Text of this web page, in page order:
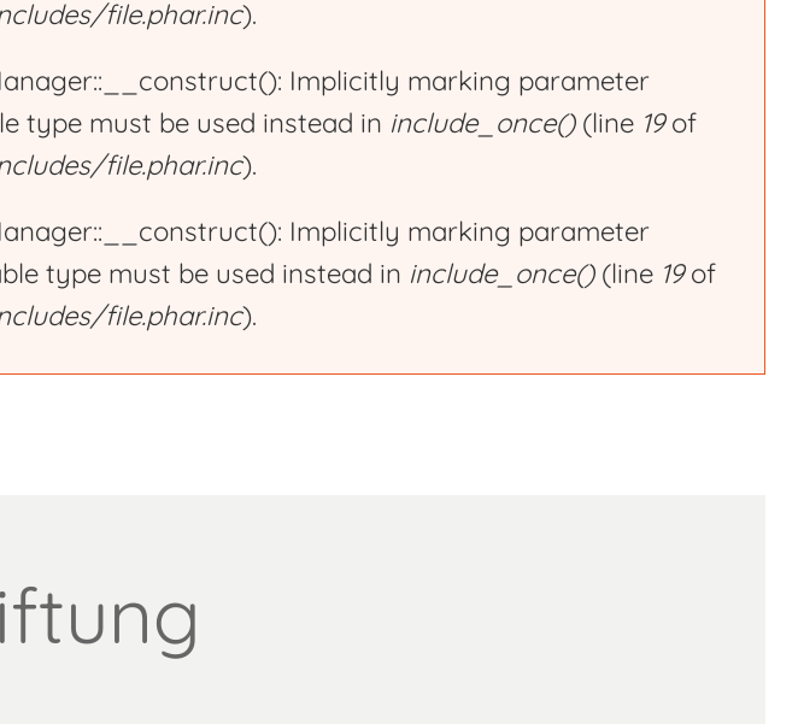
file.phar.inc).
Implicitly marking parameter
type must be used instead in include_once()(line 19of
file.phar.inc).
Implicitly marking parameter
type must be used instead in include_once()(line 19of
file.phar.inc).